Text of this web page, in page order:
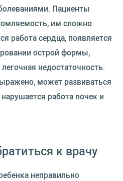
Пациенты
им сложно
работа сердца, появляется
острой формы,
недостаточность.
может развиваться
работа почек и
к врачу
неправильно